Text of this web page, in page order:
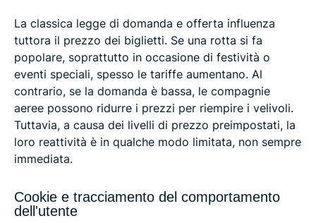
La classica legge di domanda e offerta influenza
tuttora il prezzo dei biglietti. Se una rotta si fa
popolare, soprattutto in occasione di festività o
eventi speciali, spesso le tariffe aumentano. Al
contrario, se la domanda è bassa, le compagnie
aeree possono ridurre i prezzi per riempire i velivoli.
Tuttavia, a causa dei livelli di prezzo preimpostati, la
loro reattività è in qualche modo limitata, non sempre
immediata.
Cookie e tracciamento del comportamento
dell'utente